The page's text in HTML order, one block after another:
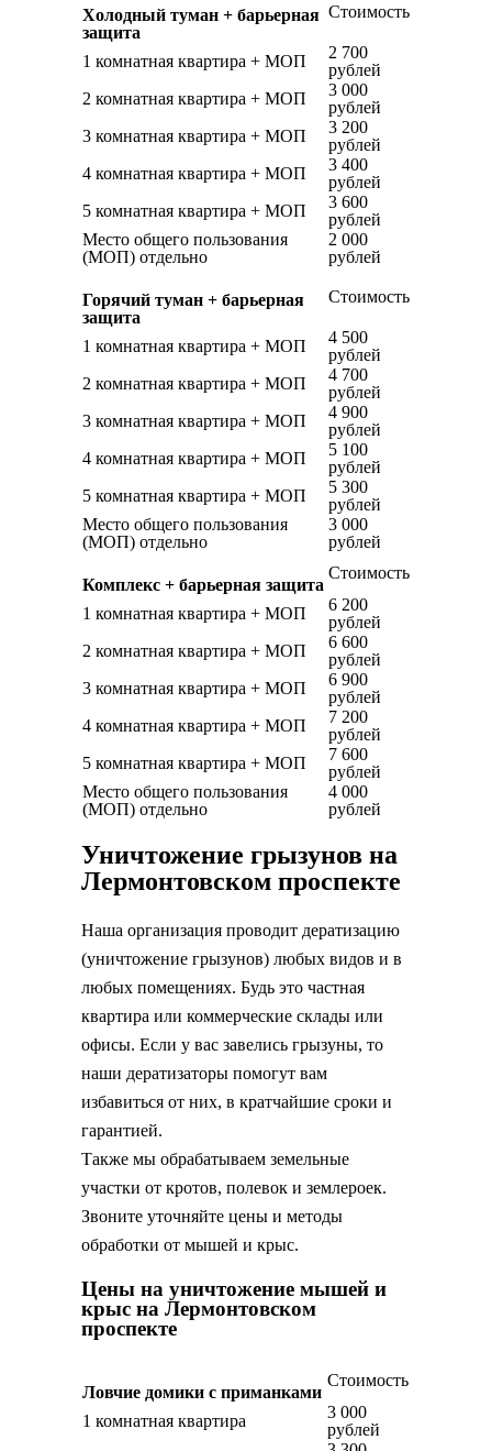
Холодный туман + барьерная
защита
Стоимость
1 комнатная квартира + МОП
2 700
рублей
2 комнатная квартира + МОП
3 000
рублей
3 комнатная квартира + МОП
3 200
рублей
4 комнатная квартира + МОП
3 400
рублей
5 комнатная квартира + МОП
3 600
рублей
Место общего пользования
(МОП) отдельно
2 000
рублей
Горячий туман + барьерная
защита
Стоимость
1 комнатная квартира + МОП
4 500
рублей
2 комнатная квартира + МОП
4 700
рублей
3 комнатная квартира + МОП
4 900
рублей
4 комнатная квартира + МОП
5 100
рублей
5 комнатная квартира + МОП
5 300
рублей
Место общего пользования
(МОП) отдельно
3 000
рублей
Комплекс + барьерная защита
Стоимость
1 комнатная квартира + МОП
6 200
рублей
2 комнатная квартира + МОП
6 600
рублей
3 комнатная квартира + МОП
6 900
рублей
4 комнатная квартира + МОП
7 200
рублей
5 комнатная квартира + МОП
7 600
рублей
Место общего пользования
(МОП) отдельно
4 000
рублей
Уничтожение грызунов на
Лермонтовском проспекте
Наша организация проводит дератизацию
(уничтожение грызунов) любых видов и в
любых помещениях. Будь это частная
квартира или коммерческие склады или
офисы. Если у вас завелись грызуны, то
наши дератизаторы помогут вам
избавиться от них, в кратчайшие сроки и
гарантией.
Также мы обрабатываем земельные
участки от кротов, полевок и землероек.
Звоните уточняйте цены и методы
обработки от мышей и крыс.
Цены на уничтожение мышей и
крыс на Лермонтовском
проспекте
Ловчие домики с приманками
Стоимость
1 комнатная квартира
3 000
рублей